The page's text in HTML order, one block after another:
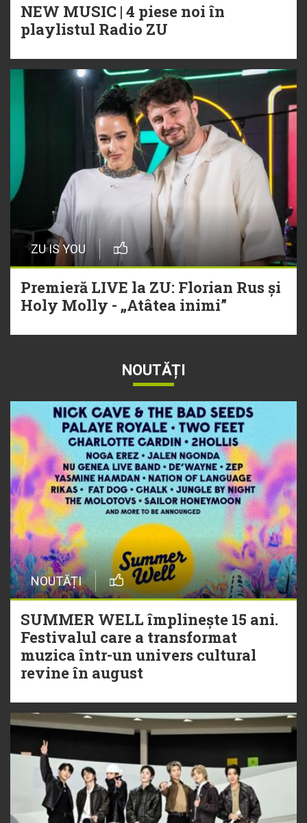
NEW MUSIC | 4 piese noi în
playlistul Radio ZU
ZU IS YOU
Premieră LIVE la ZU: Florian Rus și
Holy Molly - „Atâtea inimi”
NOUTĂȚI
NOUTĂȚI
SUMMER WELL împlinește 15 ani.
Festivalul care a transformat
muzica într-un univers cultural
revine în august